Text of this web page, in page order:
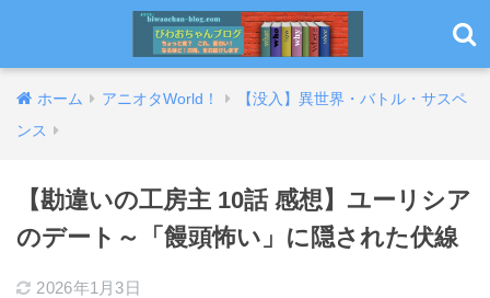
ホーム アニオタWorld！
【没入】異世界・バトル・サスペ
ンス
【勘違いの工房主 10話 感想】ユーリシア
のデート～「饅頭怖い」に隠された伏線
2026年1月3日